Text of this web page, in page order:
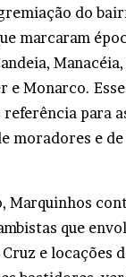
do
marcaram
e Monarco.
para
moradores e
Marquinhos
que
e locações